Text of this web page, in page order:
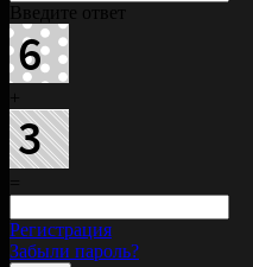
Введите ответ
+
Регистрация
Забыли пароль?